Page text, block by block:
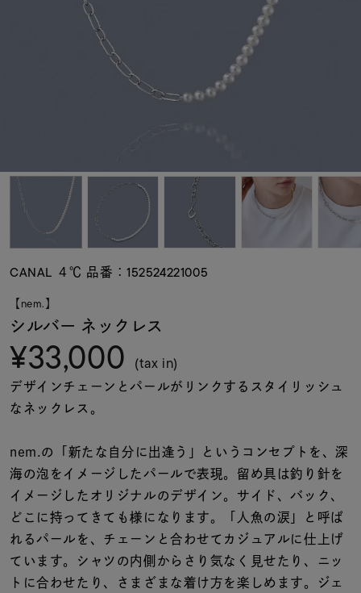
すべてのジュエリー
モチーフ
ト
着用シーン
コレクション
レディース
リングサイズ
CANAL ４℃ 品番：152524221005
【nem.】
シルバー ネックレス
¥33,000 (tax in)
デザインチェーンとパールがリンクするスタイリッシュ
なネックレス。
nem.の「新たな自分に出逢う」というコンセプトを、深
海の泡をイメージしたパールで表現。留め具は釣り針を
イメージしたオリジナルのデザイン。サイド、バック、
どこに持ってきても様になります。「人魚の涙」と呼ば
れるパールを、チェーンと合わせてカジュアルに仕上げ
ています。シャツの内側からさり気なく見せたり、ニッ
トに合わせたり、さまざまな着け方を楽しめます。ジェ